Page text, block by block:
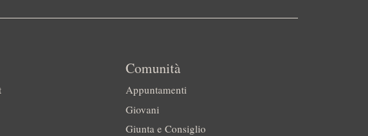
Comunità
Appuntamenti
Giovani
Giunta e Consiglio